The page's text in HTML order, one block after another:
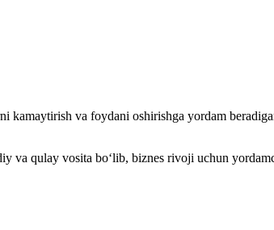
va foydani oshirishga yordam
va qulay vosita bo‘lib, biznes rivoji uchun